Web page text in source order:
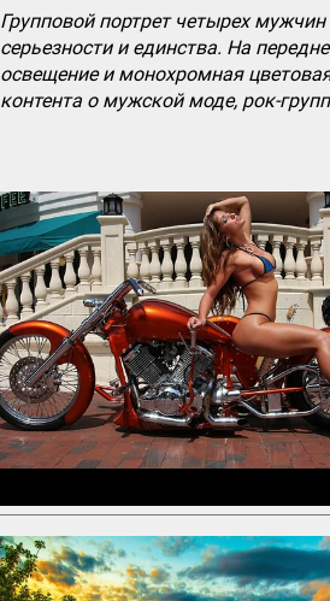
Групповой портрет четырех
серьезности и единства. На
освещение и монохромная
контента о мужской моде, рок-